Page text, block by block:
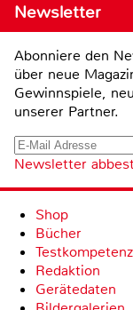
Newsletter
Abonniere den
über neue
Gewinnspiele,
unserer Partner.
Newsletter
Shop
Bücher
Testkompetenz
Redaktion
Gerätedaten